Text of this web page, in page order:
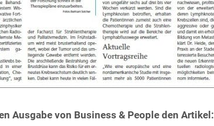
Aus­ga­be von Busi­ness & Peo­p­le den Artikel: